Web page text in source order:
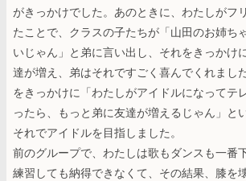
がきっかけでした。あのときに、わたしがフ
たことで、クラスの子たちが「山田のお姉ち
いじゃん」と弟に言い出し、それをきっかけ
達が増え、弟はそれですごく喜んでくれまし
をきっかけに「わたしがアイドルになってテ
ったら、もっと弟に友達が増えるじゃん」と
それでアイドルを目指しました。
前のグループで、わたしは歌もダンスも一番
練習しても納得できなくて、その結果、膝を